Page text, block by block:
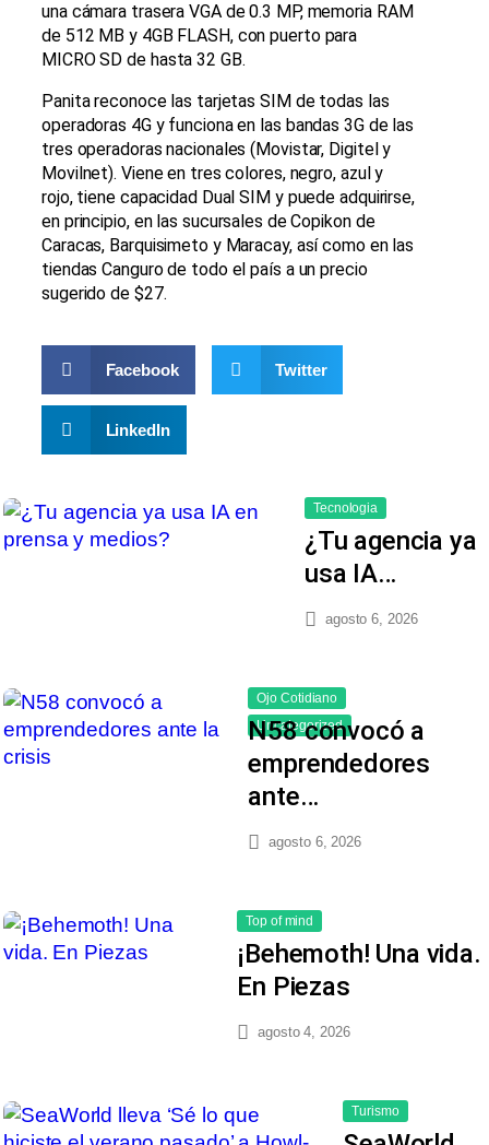
una cámara trasera VGA de 0.3 MP, memoria RAM
de 512 MB y 4GB FLASH, con puerto para
MICRO SD de hasta 32 GB.
Panita reconoce las tarjetas SIM de todas las
operadoras 4G y funciona en las bandas 3G de las
tres operadoras nacionales (Movistar, Digitel y
Movilnet). Viene en tres colores, negro, azul y
rojo, tiene capacidad Dual SIM y puede adquirirse,
en principio, en las sucursales de Copikon de
Caracas, Barquisimeto y Maracay, así como en las
tiendas Canguro de todo el país a un precio
sugerido de $27.
Facebook Twitter
LinkedIn
Tecnologia
¿Tu agencia ya
usa IA…
agosto 6, 2026
Ojo Cotidiano
Uncategorized
N58 convocó a
emprendedores
ante…
agosto 6, 2026
Top of mind
¡Behemoth! Una vida.
En Piezas
agosto 4, 2026
Turismo